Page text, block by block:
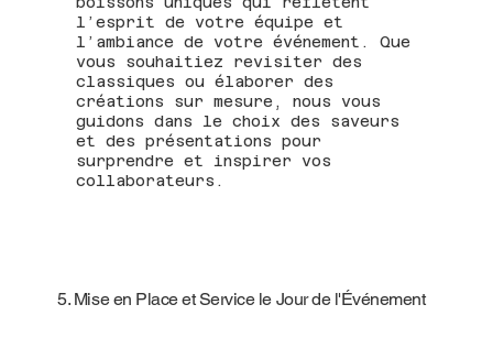
l’esprit de votre équipe et
l’ambiance de votre événement. Que
vous souhaitiez revisiter des
classiques ou élaborer des
créations sur mesure, nous vous
guidons dans le choix des saveurs
et des présentations pour
surprendre et inspirer vos
collaborateurs.
5. Mise en Place et Service le Jour de l'Événement